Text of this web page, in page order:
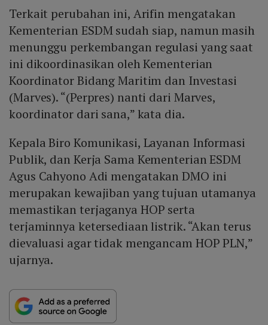
Terkait perubahan ini, Arifin mengatakan
Kementerian ESDM sudah siap, namun masih
menunggu perkembangan regulasi yang saat
ini dikoordinasikan oleh Kementerian
Koordinator Bidang Maritim dan Investasi
(Marves). “(Perpres) nanti dari Marves,
koordinator dari sana,” kata dia.
Kepala Biro Komunikasi, Layanan Informasi
Publik, dan Kerja Sama Kementerian ESDM
Agus Cahyono Adi mengatakan DMO ini
merupakan kewajiban yang tujuan utamanya
memastikan terjaganya HOP serta
terjaminnya ketersediaan listrik. “Akan terus
dievaluasi agar tidak mengancam HOP PLN,”
ujarnya.